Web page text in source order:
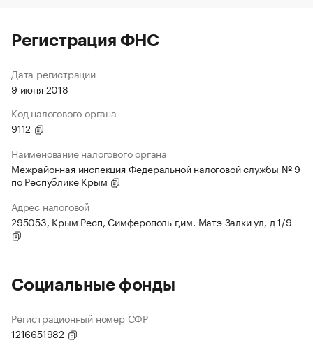
Регистрация ФНС
Дата регистрации
9 июня 2018
Код налогового органа
9112
Наименование налогового органа
Межрайонная инспекция Федеральной налоговой службы № 9
по Республике Крым
Адрес налоговой
295053, Крым Респ, Симферополь г,им. Матэ Залки ул, д 1/9
Социальные фонды
Регистрационный номер СФР
1216651982